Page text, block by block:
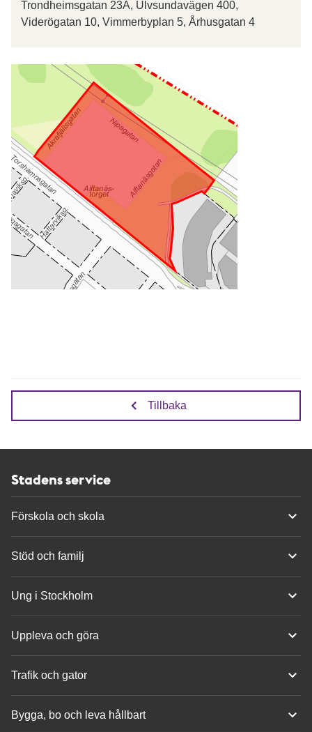
Trondheimsgatan 23A, Ulvsundavägen 400,
Viderögatan 10, Vimmerbyplan 5, Århusgatan 4
Tillbaka
Stadens service
Förskola och skola
Stöd och familj
Ung i Stockholm
Uppleva och göra
Trafik och gator
Bygga, bo och leva hållbart